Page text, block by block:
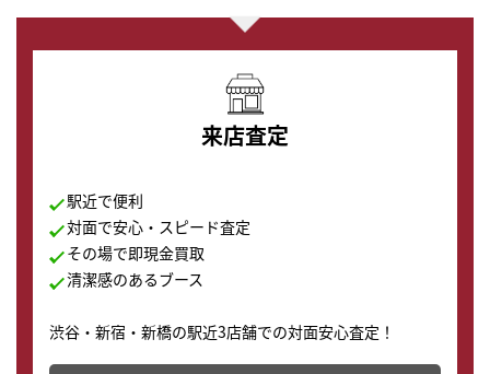
来店査定
駅近で便利
対面で安心・スピード査定
その場で即現金買取
清潔感のあるブース
渋谷・新宿・新橋の駅近3店舗での対面安心査定！
その場で現金買取致します。渋谷本店では、時計販売の